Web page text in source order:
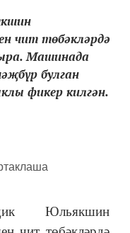
чит төбәкләрдә
Машинада
булган
фикер килгән.
Юльякшин